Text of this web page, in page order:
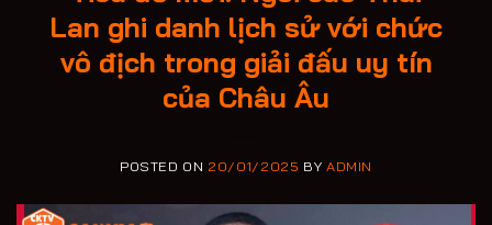
Lan ghi danh lịch sử với chức
vô địch trong giải đấu uy tín
của Châu Âu
POSTED ON 20/01/2025 BY ADMIN